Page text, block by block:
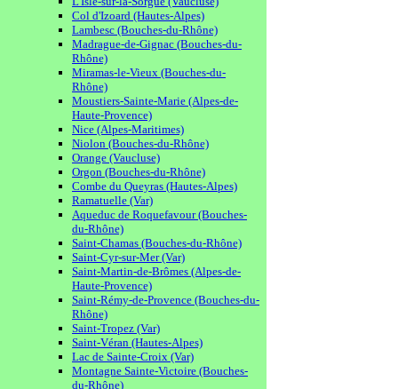
Col d'Izoard (Hautes-Alpes)
Lambesc (Bouches-du-Rhône)
Madrague-de-Gignac (Bouches-du-
Rhône)
Miramas-le-Vieux (Bouches-du-
Rhône)
Moustiers-Sainte-Marie (Alpes-de-
Haute-Provence)
Nice (Alpes-Maritimes)
Niolon (Bouches-du-Rhône)
Orange (Vaucluse)
Orgon (Bouches-du-Rhône)
Combe du Queyras (Hautes-Alpes)
Ramatuelle (Var)
Aqueduc de Roquefavour (Bouches-
du-Rhône)
Saint-Chamas (Bouches-du-Rhône)
Saint-Cyr-sur-Mer (Var)
Saint-Martin-de-Brômes (Alpes-de-
Haute-Provence)
Saint-Rémy-de-Provence (Bouches-du-
Rhône)
Saint-Tropez (Var)
Saint-Véran (Hautes-Alpes)
Lac de Sainte-Croix (Var)
Montagne Sainte-Victoire (Bouches-
du-Rhône)